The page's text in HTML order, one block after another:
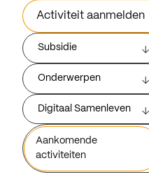
Activiteit aanmelden
Subsidie
Onderwerpen
Digitaal Samenleven
Aankomende
activiteiten